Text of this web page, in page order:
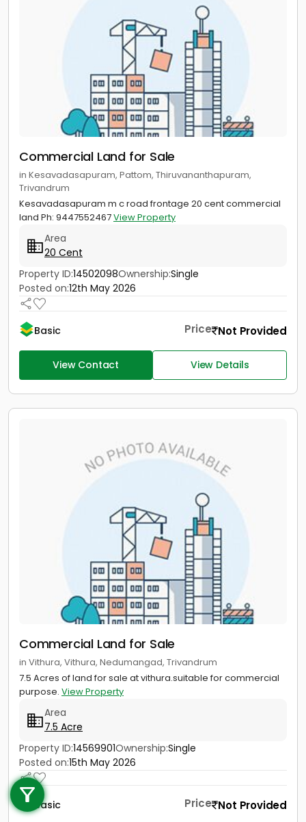
Call us
+91 9747 000 857
Commercial Land for Sale
in Kesavadasapuram, Pattom, Thiruvananthapuram,
Trivandrum
Kesavadasapuram m c road frontage 20 cent commercial
land Ph: 9447552467View Property
Area
20 Cent
Property ID:14502098Ownership:Single
Posted on:12th May 2026
Basic Price Not Provided
View Contact View Details
Commercial Land for Sale
in Vithura, Vithura, Nedumangad, Trivandrum
7.5 Acres of land for sale at vithura.suitable for commercial
purpose. View Property
Area
7.5 Acre
Property ID:14569901Ownership:Single
Posted on:15th May 2026
Basic Price Not Provided